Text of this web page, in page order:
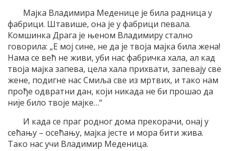
Мајка Владимира Меденице је била радница у
фабрици. Штавише, она је у фабрици певала.
Комшинка Драга је њеном Владимиру стално
говорила: „Е мој сине, не да је твоја мајка била жена!
Нама се већ не живи, уби нас фабричка хала, ал кад
твоја мајка запева, цела хала прихвати, запевају све
жене, подигне нас Смиља све из мртвих, и тако нам
прође одвратни дан, који никада не би прошао да
није било твоје мајке…“
И када се праг родног дома прекорачи, онај у
сећању – осећању, мајка јесте и мора бити жива.
Тако нас учи Владимир Меденица.